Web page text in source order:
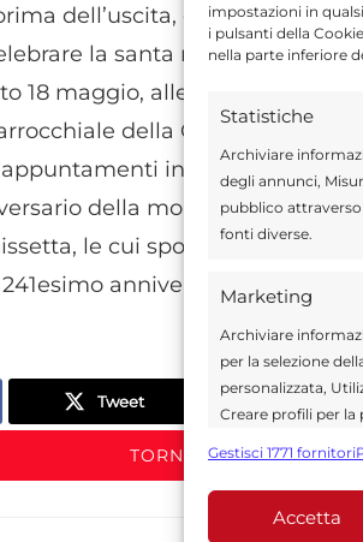
impostazioni in
i pulsanti della
nella parte inferiore
Statistiche
Archiviare
degli annunci,
pubblico
fonti diverse.
Marketing
Archiviare
per la selezione
personalizzata,
Creare profili per la
Utilizzare dati
Funzionalità
Gestisci 1771 fornitori
Accetta
dell’uscita, era stato il
la santa messa. Il
18 maggio, alle 17,30, la
della Cattedrale
in programma il
della morte del servo di
le cui spoglie sono
anniversario della
Tweet Send
TORNA IN